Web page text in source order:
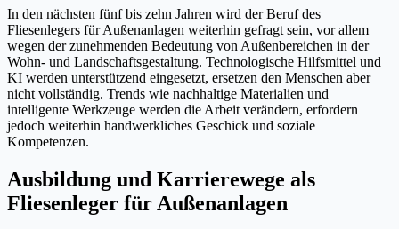
In den nächsten fünf bis zehn Jahren wird der Beruf des
Fliesenlegers für Außenanlagen weiterhin gefragt sein, vor allem
wegen der zunehmenden Bedeutung von Außenbereichen in der
Wohn- und Landschaftsgestaltung. Technologische Hilfsmittel und
KI werden unterstützend eingesetzt, ersetzen den Menschen aber
nicht vollständig. Trends wie nachhaltige Materialien und
intelligente Werkzeuge werden die Arbeit verändern, erfordern
jedoch weiterhin handwerkliches Geschick und soziale
Kompetenzen.
Ausbildung und Karrierewege als
Fliesenleger für Außenanlagen